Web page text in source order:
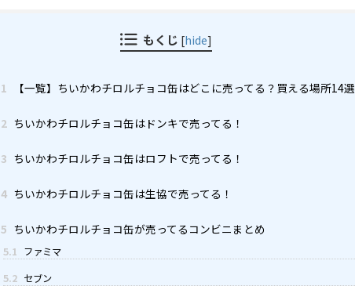
もくじ [hide]
1 【一覧】ちいかわチロルチョコ缶はどこに売ってる？買える場所14選
2 ちいかわチロルチョコ缶はドンキで売ってる！
3 ちいかわチロルチョコ缶はロフトで売ってる！
4 ちいかわチロルチョコ缶は生協で売ってる！
5 ちいかわチロルチョコ缶が売ってるコンビニまとめ
5.1 ファミマ
5.2 セブン